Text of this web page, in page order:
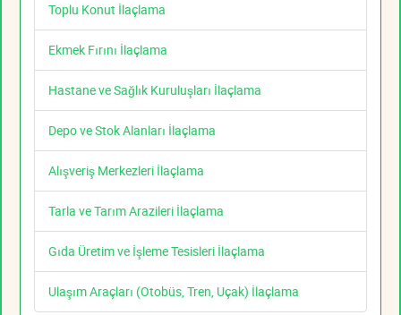
Toplu Konut İlaçlama
Ekmek Fırını İlaçlama
Hastane ve Sağlık Kuruluşları İlaçlama
Depo ve Stok Alanları İlaçlama
Alışveriş Merkezleri İlaçlama
Tarla ve Tarım Arazileri İlaçlama
Gıda Üretim ve İşleme Tesisleri İlaçlama
Ulaşım Araçları (Otobüs, Tren, Uçak) İlaçlama